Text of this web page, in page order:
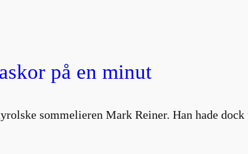
på en minut
sommelieren Mark Reiner. Han hade